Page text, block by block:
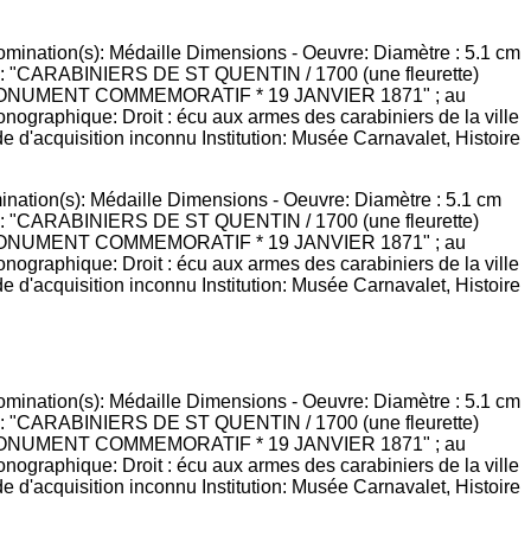
Médaille Dimensions - Oeuvre: Diamètre : 5.1 cm
DE ST QUENTIN / 1700 (une fleurette)
COMMEMORATIF * 19 JANVIER 1871" ; au
Droit : écu aux armes des carabiniers de la ville
d'acquisition inconnu Institution: Musée Carnavalet, Histoire